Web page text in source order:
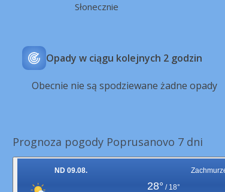
Słonecznie
Opady w ciągu kolejnych 2 godzin
Obecnie nie są spodziewane żadne opady
Prognoza pogody Poprusanovo 7 dni
ND 09.08.
28° / 18°